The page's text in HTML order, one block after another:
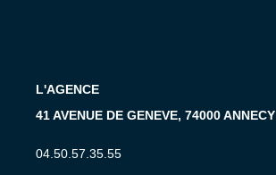
L'AGENCE
41 AVENUE DE GENEVE, 74000 ANNECY
04.50.57.35.55